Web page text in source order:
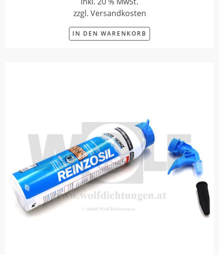
zzgl. Versandkosten
IN DEN WARENKORB